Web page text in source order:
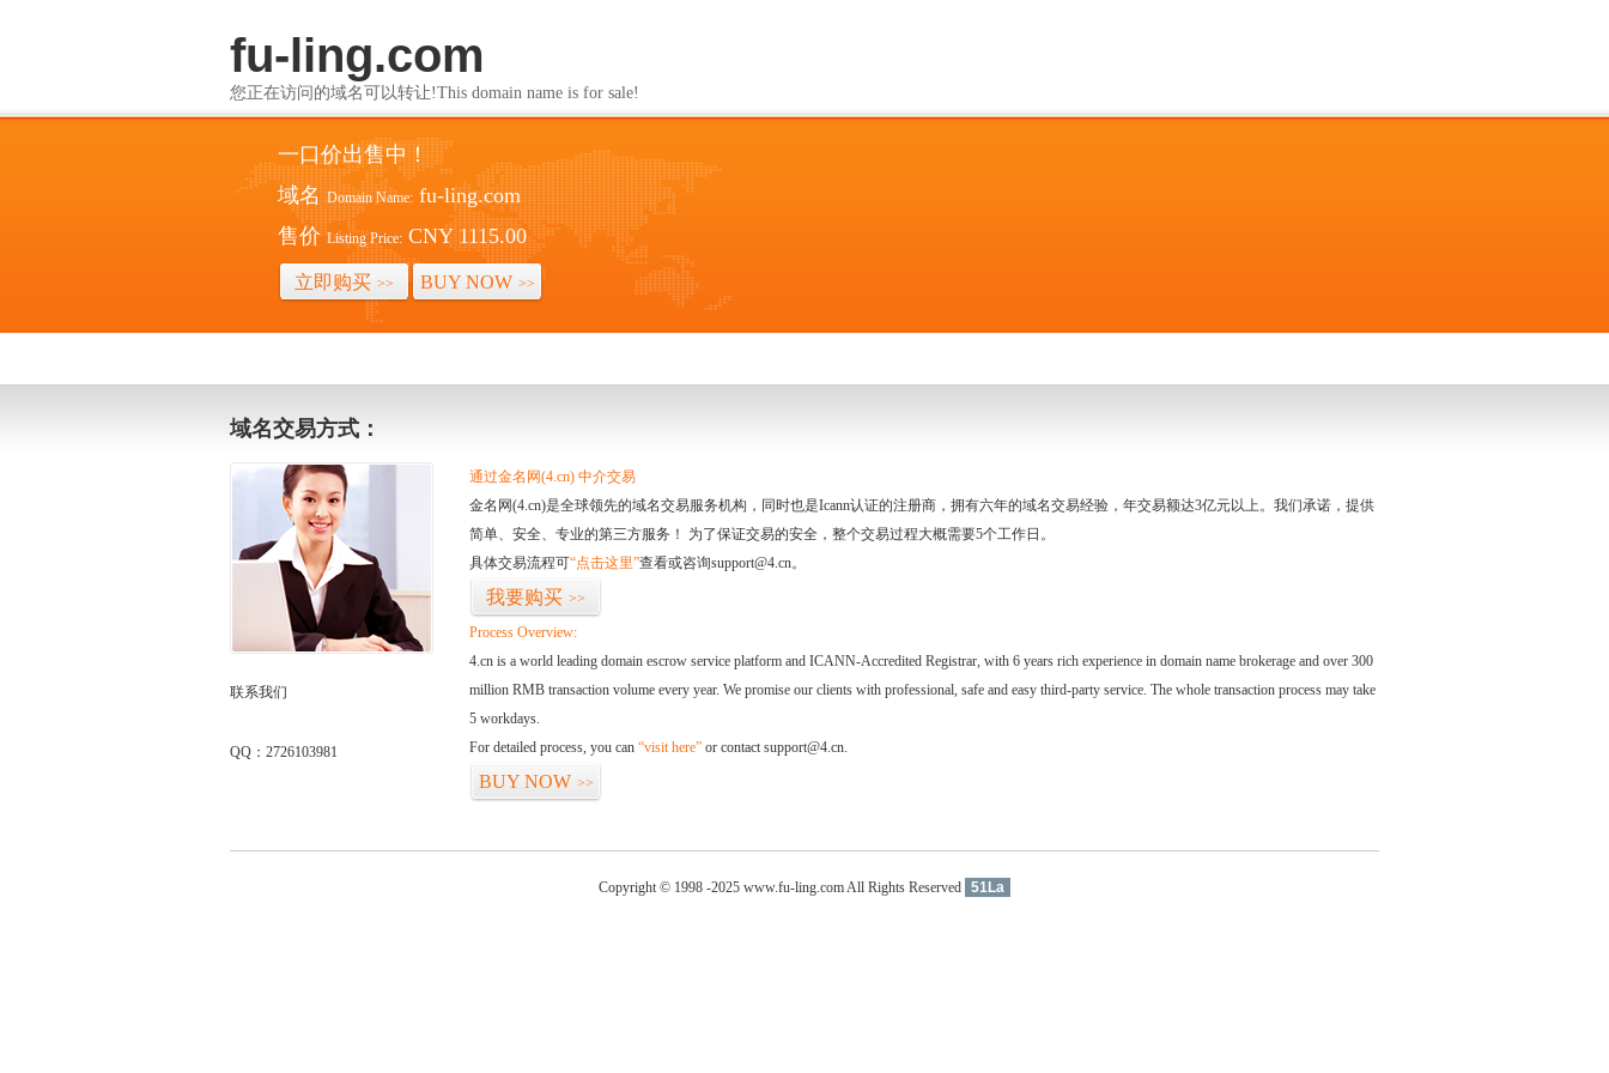
fu-ling.com
您正在访问的域名可以转让!This domain name is for sale!
一口价出售中！
域名 Domain Name: fu-ling.com
售价 Listing Price: CNY 1115.00
立即购买 >> BUY NOW >>
域名交易方式：
联系我们
QQ：2726103981
通过金名网(4.cn) 中介交易
金名网(4.cn)是全球领先的域名交易服务机构，同时也是Icann认证的注册商，拥有六年的域名交易经验，年交易额达3亿元以上。我们承诺，提供
简单、安全、专业的第三方服务！ 为了保证交易的安全，整个交易过程大概需要5个工作日。
具体交易流程可“点击这里”查看或咨询support@4.cn。
我要购买 >>
Process Overview:
4.cn is a world leading domain escrow service platform and ICANN-Accredited Registrar, with 6 years rich experience in domain name brokerage and over 300
million RMB transaction volume every year. We promise our clients with professional, safe and easy third-party service. The whole transaction process may take
5 workdays.
For detailed process, you can “visit here” or contact support@4.cn.
BUY NOW >>
Copyright © 1998 -2025 www.fu-ling.com All Rights Reserved 51La